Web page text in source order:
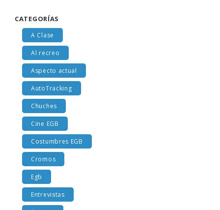
CATEGORÍAS
A Clase
Al recreo
Aspecto actual
AutoTracking
Chuches
Cine EGB
Costumbres EGB
Cromos
Egb
Entrevistas